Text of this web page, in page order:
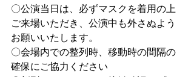
〇公演当日は、必ずマスクを着用の上
ご来場いただき、公演中も外さぬよう
お願いいたします。
〇会場内での整列時、移動時の間隔の
確保にご協力ください